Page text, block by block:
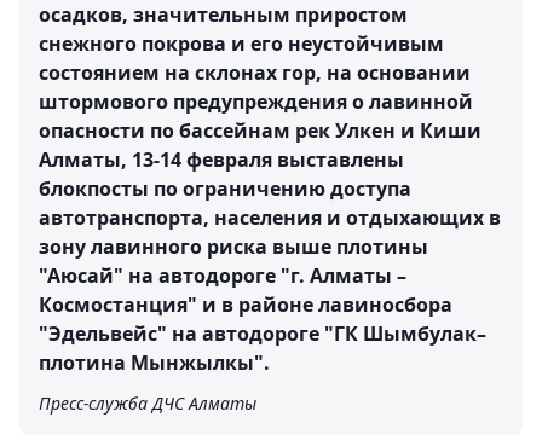
осадков, значительным приростом
снежного покрова и его неустойчивым
состоянием на склонах гор, на основании
штормового предупреждения о лавинной
опасности по бассейнам рек Улкен и Киши
Алматы, 13-14 февраля выставлены
блокпосты по ограничению доступа
автотранспорта, населения и отдыхающих в
зону лавинного риска выше плотины
"Аюсай" на автодороге "г. Алматы –
Космостанция" и в районе лавиносбора
"Эдельвейс" на автодороге "ГК Шымбулак–
плотина Мынжылкы".
Пресс-служба ДЧС Алматы